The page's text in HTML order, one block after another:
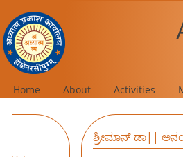
Home About Activities
ಶ್ರೀಮಾನ್ ಡಾ||